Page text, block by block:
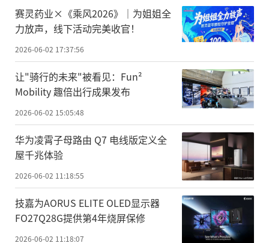
赛灵药业×《乘风2026》｜为姐姐全
力放声，线下活动完美收官！
2026-06-02 17:37:56
让"骑行的未来"被看见：Fun²
Mobility 趣倍出行成果发布
2026-06-02 15:05:48
华为凌霄子母路由 Q7 电线版定义全
屋千兆体验
2026-06-02 11:18:55
技嘉为AORUS ELITE OLED显示器
FO27Q28G提供第4年烧屏保修
2026-06-02 11:18:07